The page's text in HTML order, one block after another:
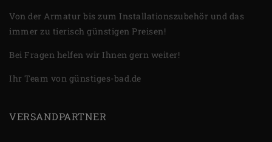
Von der Armatur bis zum Installationszubehör und das
immer zu tierisch günstigen Preisen!
Bei Fragen helfen wir Ihnen gern weiter!
Ihr Team von günstiges-bad.de
VERSANDPARTNER